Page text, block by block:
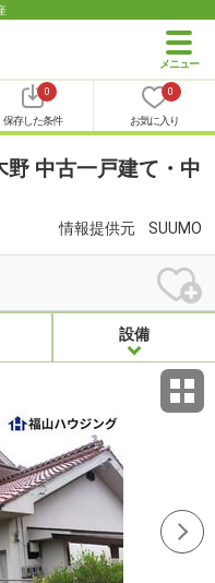
0
保存した条件
0
お気に入り
中古一戸建て・中
情報提供元 SUUMO
設備